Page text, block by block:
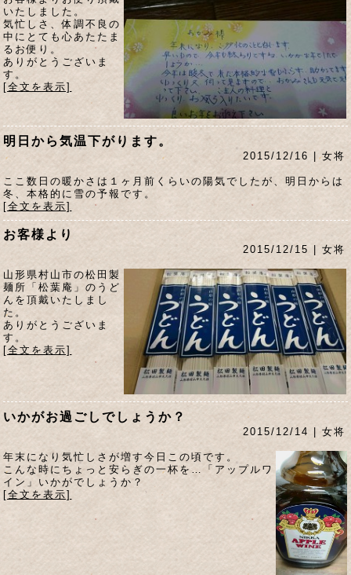
いたしました。
気忙しさ、体調不良の
中にとても心あたたま
るお便り。
ありがとうございま
す。
[全文を表示]
明日から気温下がります。
2015/12/16 | 女将
ここ数日の暖かさは１ヶ月前くらいの陽気でしたが、明日からは
冬、本格的に雪の予報です。
[全文を表示]
お客様より
2015/12/15 | 女将
山形県村山市の松田製
麺所「松葉庵」のうど
んを頂戴いたしまし
た。
ありがとうございま
す。
[全文を表示]
いかがお過ごしでしょうか？
2015/12/14 | 女将
年末になり気忙しさが増す今日この頃です。
こんな時にちょっと安らぎの一杯を…「アップルワ
イン」いかがでしょうか？
[全文を表示]